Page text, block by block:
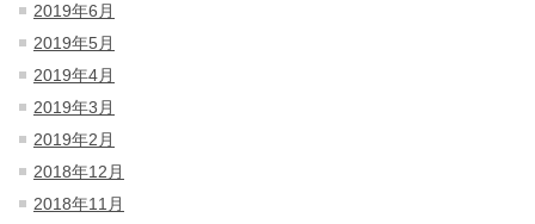
2019年6月
2019年5月
2019年4月
2019年3月
2019年2月
2018年12月
2018年11月